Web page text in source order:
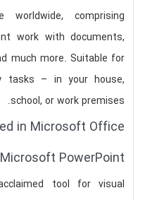
comprising
work with documents,
much more. Suitable for
tasks – in your house,
school, or work premises.
in Microsoft Office?
Microsoft PowerPoint
tool for visual